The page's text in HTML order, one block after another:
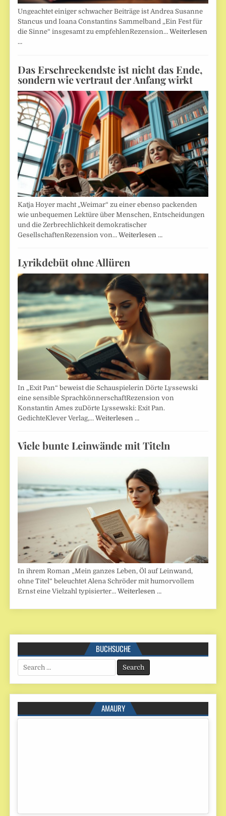
Ungeachtet einiger schwacher Beiträge ist Andrea Susanne
Stancus und Ioana Constantins Sammelband „Ein Fest für
die Sinne“ insgesamt zu empfehlenRezension…Weiterlesen
…
Das Erschreckendste ist nicht das Ende,
sondern wie vertraut der Anfang wirkt
Katja Hoyer macht „Weimar“ zu einer ebenso packenden
wie unbequemen Lektüre über Menschen, Entscheidungen
und die Zerbrechlichkeit demokratischer
GesellschaftenRezension von…Weiterlesen …
Lyrikdebüt ohne Allüren
In „Exit Pan“ beweist die Schauspielerin Dörte Lyssewski
eine sensible SprachkönnerschaftRezension von
Konstantin Ames zuDörte Lyssewski: Exit Pan.
GedichteKlever Verlag,…Weiterlesen …
Viele bunte Leinwände mit Titeln
In ihrem Roman „Mein ganzes Leben, Öl auf Leinwand,
ohne Titel“ beleuchtet Alena Schröder mit humorvollem
Ernst eine Vielzahl typisierter…Weiterlesen …
BUCHSUCHE
Search
for:
AMAURY